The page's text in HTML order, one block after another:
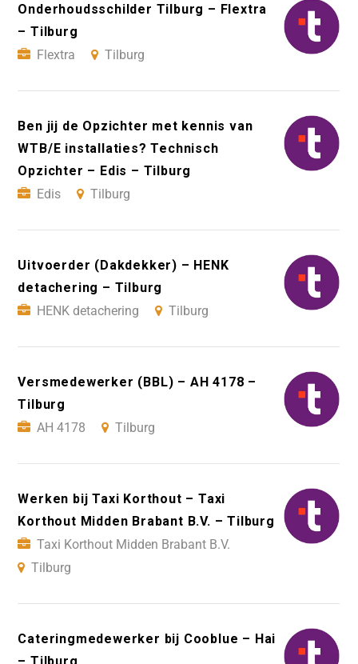
Onderhoudsschilder Tilburg – Flextra
– Tilburg
Flextra
Tilburg
Ben jij de Opzichter met kennis van
WTB/E installaties? Technisch
Opzichter – Edis – Tilburg
Edis
Tilburg
Uitvoerder (Dakdekker) – HENK
detachering – Tilburg
HENK detachering
Tilburg
Versmedewerker (BBL) – AH 4178 –
Tilburg
AH 4178
Tilburg
Werken bij Taxi Korthout – Taxi
Korthout Midden Brabant B.V. – Tilburg
Taxi Korthout Midden Brabant B.V.
Tilburg
Cateringmedewerker bij Cooblue – Hai
– Tilburg